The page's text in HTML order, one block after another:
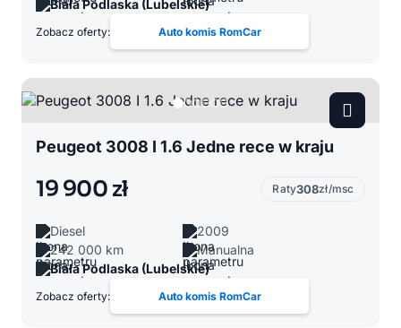
Biała Podlaska (Lubelskie)
Zobacz oferty: Auto komis RomCar
Peugeot 3008 I 1.6 Jedne rece w kraju
19 900 zł Raty308zł/msc
Diesel
2009
242 000 km
Manualna
Biała Podlaska (Lubelskie)
Zobacz oferty: Auto komis RomCar